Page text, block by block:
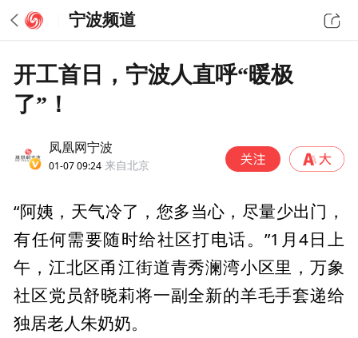
宁波频道
开工首日，宁波人直呼“暖极
了”！
凤凰网宁波
01-07 09:24 来自北京
“阿姨，天气冷了，您多当心，尽量少出门，
有任何需要随时给社区打电话。”1月4日上
午，江北区甬江街道青秀澜湾小区里，万象
社区党员舒晓莉将一副全新的羊毛手套递给
独居老人朱奶奶。